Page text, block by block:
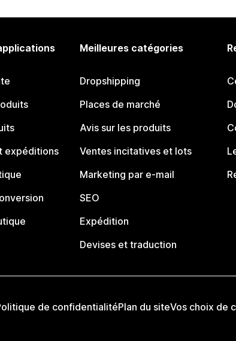
expéditions
Meilleures catégories
Dropshipping
Places de marché
Avis sur les produits
Ventes incitatives et lots
Marketing par e-mail
SEO
Expédition
Devises et traduction
de confidentialitéPlan du siteVos choix de